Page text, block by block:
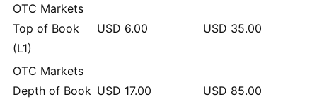
OTC Markets
Top of Book
(L1)
USD 6.00 USD 35.00
OTC Markets
Depth of Book USD 17.00 USD 85.00